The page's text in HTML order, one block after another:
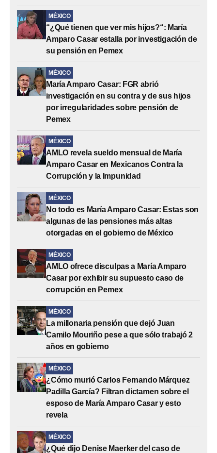
MÉXICO
“¿Qué tienen que ver mis hijos?“: María
Amparo Casar estalla por investigación de
su pensión en Pemex
MÉXICO
María Amparo Casar: FGR abrió
investigación en su contra y de sus hijos
por irregularidades sobre pensión de
Pemex
MÉXICO
AMLO revela sueldo mensual de María
Amparo Casar en Mexicanos Contra la
Corrupción y la Impunidad
MÉXICO
No todo es María Amparo Casar: Estas son
algunas de las pensiones más altas
otorgadas en el gobierno de México
MÉXICO
AMLO ofrece disculpas a María Amparo
Casar por exhibir su supuesto caso de
corrupción en Pemex
MÉXICO
La millonaria pensión que dejó Juan
Camilo Mouriño pese a que sólo trabajó 2
años en gobierno
MÉXICO
¿Cómo murió Carlos Fernando Márquez
Padilla García? Filtran dictamen sobre el
esposo de María Amparo Casar y esto
revela
MÉXICO
¿Qué dijo Denise Maerker del caso de